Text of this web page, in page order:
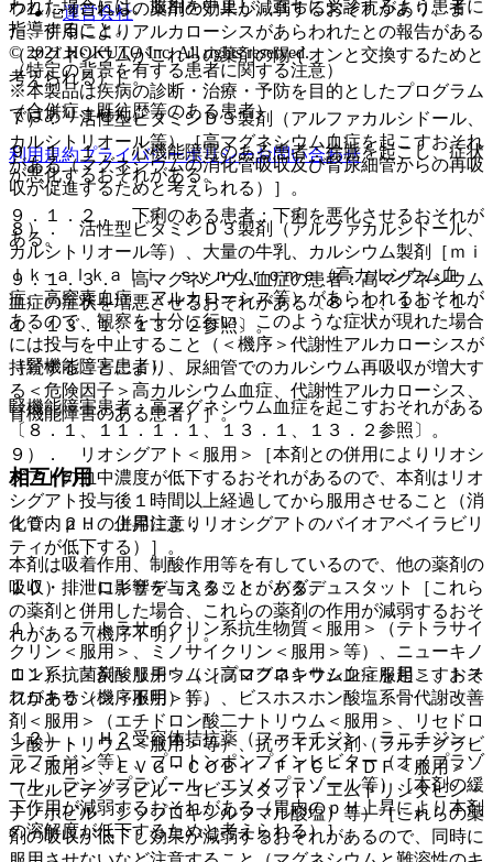
ウム）［これらの薬剤の効果が減弱するおそれがあり、ま
た、併用によりアルカローシスがあらわれたとの報告がある
（マグネシウムがこれらの薬剤の陽イオンと交換するためと
考えられる）］。
７）． 活性型ビタミンＤ３製剤（アルファカルシドール、
カルシトリオール等）［高マグネシウム血症を起こすおそれ
がある（マグネシウムの消化管吸収及び腎尿細管からの再吸
収が促進するためと考えられる）］。
８）． 活性型ビタミンＤ３製剤（アルファカルシドール、
カルシトリオール等）、大量の牛乳、カルシウム製剤［ｍｉ
ｌｋ−ａｌｋａｌｉ ｓｙｎｄｒｏｍｅ（高カルシウム血
症、高窒素血症、アルカローシス等）があらわれるおそれが
あるので、観察を十分に行い、このような症状が現れた場合
には投与を中止すること（＜機序＞代謝性アルカローシスが
持続することにより、尿細管でのカルシウム再吸収が増大す
る＜危険因子＞高カルシウム血症、代謝性アルカローシス、
腎機能障害のある患者）］。
９）． リオシグアト＜服用＞［本剤との併用によりリオシ
グアトの血中濃度が低下するおそれがあるので、本剤はリオ
シグアト投与後１時間以上経過してから服用させること（消
化管内ｐＨの上昇によりリオシグアトのバイオアベイラビリ
ティが低下する）］。
１０）． ロキサデュスタット、バダデュスタット［これら
の薬剤と併用した場合、これらの薬剤の作用が減弱するおそ
れがある（機序不明）］。
１１）． 炭酸リチウム［高マグネシウム血症を起こすおそ
れがある（機序不明）］。
１２）． Ｈ２受容体拮抗薬（ファモチジン、ラニチジン、
ラフチジン等）、プロトンポンプインヒビター（オメプラゾ
ール、ランソプラゾール、エソメプラゾール等）［本剤の緩
下作用が減弱するおそれがある（胃内のｐＨ上昇により本剤
の溶解度が低下するためと考えられる）］。
われた場合には、服用を中止し、直ちに受診するよう患者に
指導すること。
（特定の背景を有する患者に関する注意）
（合併症・既往歴等のある患者）
９．１．１． 心機能障害のある患者：徐脈を起こし、症状
が悪化するおそれがある。
９．１．２． 下痢のある患者：下痢を悪化させるおそれが
ある。
９．１．３． 高マグネシウム血症の患者：高マグネシウム
血症の症状を増悪させるおそれがある〔８．１、１１．１．
１、１３．１、１３．２参照〕。
（腎機能障害患者）
腎機能障害患者：高マグネシウム血症を起こすおそれがある
〔８．１、１１．１．１、１３．１、１３．２参照〕。
相互作用
１０．２． 併用注意：
本剤は吸着作用、制酸作用等を有しているので、他の薬剤の
吸収・排泄に影響を与えることがある。
１）． テトラサイクリン系抗生物質＜服用＞（テトラサイ
クリン＜服用＞、ミノサイクリン＜服用＞等）、ニューキノ
ロン系抗菌剤＜服用＞（シプロフロキサシン＜服用＞、トス
フロキサシン＜服用＞等）、ビスホスホン酸塩系骨代謝改善
剤＜服用＞（エチドロン酸二ナトリウム＜服用＞、リセドロ
ン酸ナトリウム＜服用＞等）、抗ウイルス剤（ラルテグラビ
ル＜服用＞、ＥＶＧ・ＣＯＢＩ・ＦＴＣ・ＴＤＦ＜服用＞
（エルビテグラビル・コビシスタット・エムトリシタビン・
テノホビル ジソプロキシルフマル酸塩）等）［これらの薬
剤の吸収が低下し効果が減弱するおそれがあるので、同時に
運営会社
© 2021 HOKUTO Inc. All rights reserved.
※本製品は疾病の診断・治療・予防を目的としたプログラム
ではありません。
利用規約プライバシーポリシーお問い合わせ